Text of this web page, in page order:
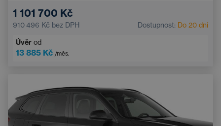
1 101 700 Kč
910 496 Kč bez DPH Dostupnost: Do 20 dní
Úvěr od
13 885 Kč /měs.